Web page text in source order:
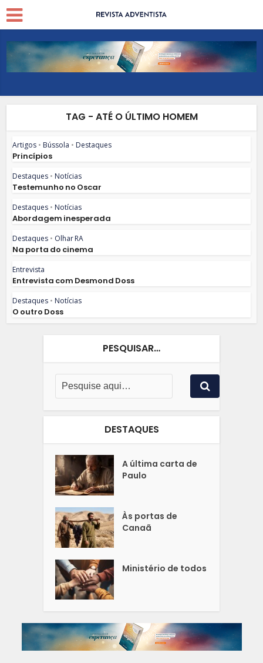
TAG - ATÉ O ÚLTIMO HOMEM
Artigos • Bússola • Destaques
Princípios
Destaques • Notícias
Testemunho no Oscar
Destaques • Notícias
Abordagem inesperada
Destaques • Olhar RA
Na porta do cinema
Entrevista
Entrevista com Desmond Doss
Destaques • Notícias
O outro Doss
PESQUISAR…
DESTAQUES
A última carta de
Paulo
Às portas de
Canaã
Ministério de todos